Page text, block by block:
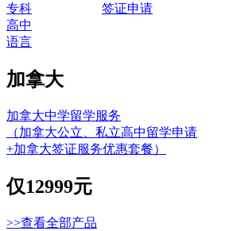
专科
签证申请
高中
语言
加拿大
加拿大中学留学服务
（加拿大公立、私立高中留学申请
+加拿大签证服务优惠套餐）
仅12999元
>>查看全部产品